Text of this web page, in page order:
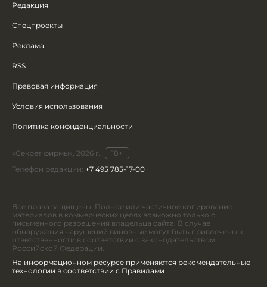
Редакция
Спецпроекты
Реклама
RSS
Правовая информация
Условия использования
Политика конфиденциальности
«Секрет фирмы», 2026 г.
18+
Телефон редакции: +7 495 785-17-00
Все права защищены. Полное или частичное копирование
материалов в коммерческих целях возможно только с
письменного разрешения владельца сайта. В случае
обнаружения нарушений виновные могут быть привлечены к
ответственности в соответствии с законодательством
Российской Федерации.
На информационном ресурсе применяются рекомендательные
технологии в соответствии с Правилами